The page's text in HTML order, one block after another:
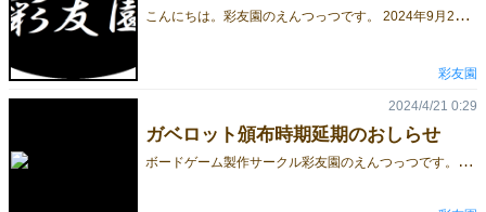
こ
んにちは。彩友園のえんつっつです。 2024年9月28日に、EJPゲームズ様（@otemachispin）主催のテストプレイ会があり、参加させていただきました。 ゲームマーケット2024秋向けの作品（ガベロット）のルールは決まっているので、将来的にリリースしていきたいと思っている新作ゲーム（の卵）をテストプレイさせていただきました。 私えんつっつからは、ちょっと変わったトリックテイキングゲームと、だいぶ変わったゴーアウトゲームを持ち込みました。どっちも変わってますね。 1.裏表トリテ 数字と色を使ったトリテ。御覧の通り、色は公開情報です。 リードプレイヤーは、手札から1枚選んでカードを出します。それ以外のプレイヤーは、同じ色のカードを出すことができ、強いカードを出したプレイヤーが得点することができます。 1か月くらい前にEJPゲームズの皆様とテストプレイをさせていただいたことはあるのですが、それ以来2回目のテストプレイ。 リードプレイヤー以外はパスすることができる、というルールにより、カード運にめちゃくちゃ左右されてしまうゲームとなってしまいました。 改良案についてアイデアをいただいたので、それを元に改善していきます。 最初から良いルールになっていることはほとんどないので、大抵がっかりしてテストプレイ会を後にするのですが、一方で面白くなる余地があると感じるとわくわくしてしまう側面もありますよね。 2.テレミンヴォクス 「テレミンヴォクス」というのは、「テルミン」という、手の高さを調節することで音高と音量を操作する現代楽器の、英語圏での呼称だそうです。（Wikipedia） 数字と、なんだかカラフルな色が描いてあるのですが、数字が上がったり下がったりするのをテルミンに例えた（自称）秀逸なネーミングとなっております。 いくつかの規則に従って、手札を減らしていくことを目的とするゴーアウトゲームです。 直観的なルールにはしたつもりだったのですが、プレイしていただいた方曰く「大学1年の数学（集合論）が必要」ということで、かなりわかりにくいゲームとなってしまいました。 こちらも、面白くなりそうな雰囲気はつかめたので、改善していきます。 終わりに 以上、簡単なテストプレイ会報告でした。 私の持ち込んだゲームだけでなく、他の方の持ち込んだゲームもいくつかプレイさせていただいていますが、どれもアイデアが面白く、刺激になりました。 また機会があるときに参加させていただきます。
彩友園
ガベロット頒布時期延期のおしらせ
ボ
ードゲーム製作サークル彩友園のえんつっつです。 ゲームマーケット2024春に向けて製作していましたガベロットについてですが、ルールが詰めきれていない部分があるため、ガベロットは試遊のみとさせていただくこととなりました。 楽しみにされていた方、誠に申し訳ありません。 過去作のデクテットおよびエーススナイパーは頒布いたしますのでぜひお買い求めください。 こちらは、4/20にEJPゲームズ様でプレイしていただいたガベロットです。 現物は届いています。
2024/4/21 0:29